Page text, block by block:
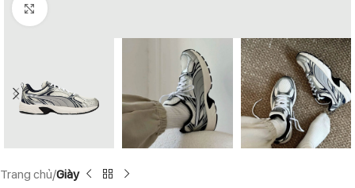
Click to enlarge
Trang chủ Giày